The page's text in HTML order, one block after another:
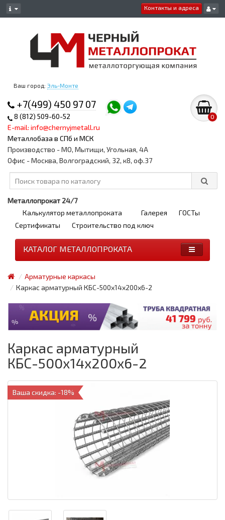
Контакты и адреса
Ваш город: Эль-Монте
+7(499) 450 97 07
8 (812) 509-60-52
E-mail: info@chernyjmetall.ru
Металлобаза в СПб и МСК
0
Производство - МО, Мытищи, Угольная, 4А
Офис - Москва, Волгоградский, 32, к8, оф.37
Металлопрокат 24/7
Калькулятор металлопроката
Галерея
ГОСТы
Сертификаты
Строительство под ключ
КАТАЛОГ МЕТАЛЛОПРОКАТА
Арматурные каркасы
Каркас арматурный КБС-500х14х200х6-2
Каркас арматурный
КБС-500х14х200х6-2
Ваша скидка: -18%